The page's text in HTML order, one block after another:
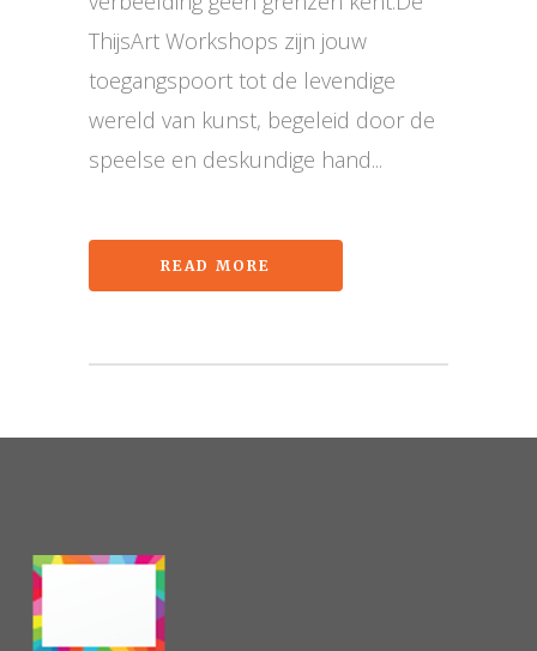
ThijsArt Workshops zijn jouw
toegangspoort tot de levendige
wereld van kunst, begeleid door de
speelse en deskundige hand...
READ MORE